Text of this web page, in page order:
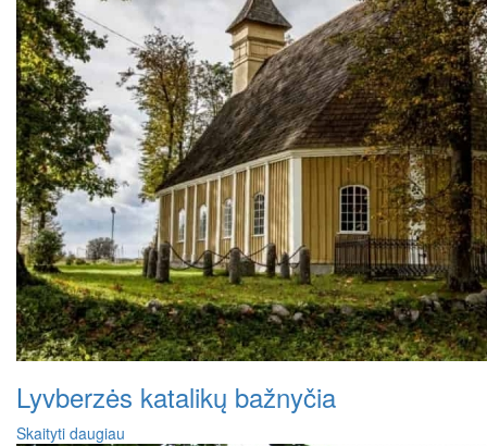
Lyvberzės katalikų bažnyčia
Skaityti daugiau